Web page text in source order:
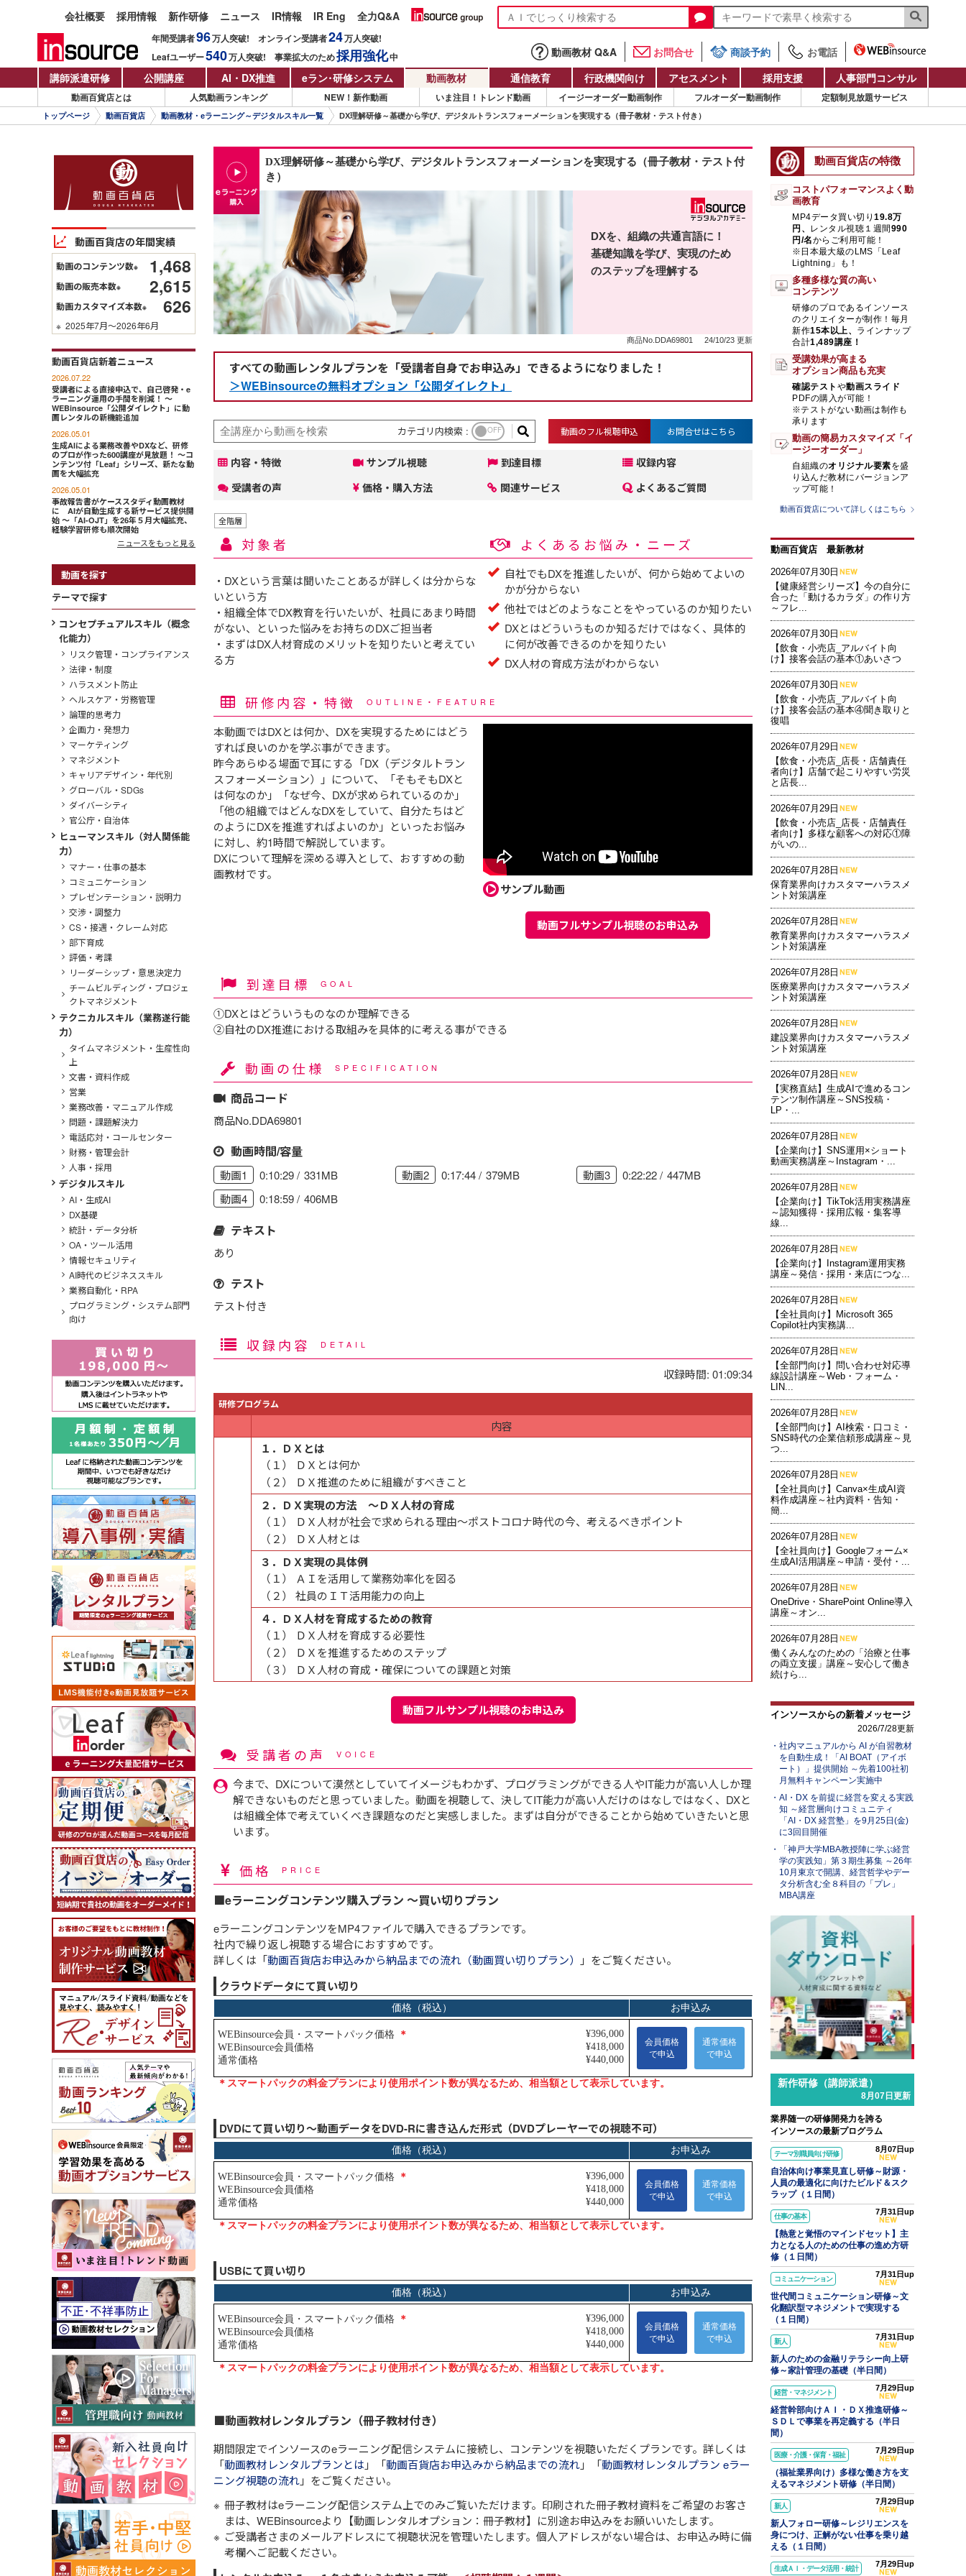
会社概要 採用情報 新作研修 ニュース IR情報 IR Eng 全力Q&A
年間受講者96万人突破! オンライン受講者24万人突破!
Leafユーザー540万人突破! 事業拡大のため採用強化中 動画教材 Q&A お問合せ 商談予約
お電話
講師派遣研修
公開講座 AI・DX推進 eラン・研修システム 動画教材 通信教育 行政機関向け アセスメント 採用支援 人事部門コンサル
動画百貨店とは 人気動画ランキング NEW！新作動画 いま注目！トレンド動画 イージーオーダー動画制作 フルオーダー動画制作 定額制見放題サービス
トップページ 動画百貨店 動画教材・eラーニング～デジタルスキル一覧 DX理解研修～基礎から学び、デジタルトランスフォーメーションを実現する（冊子教材・テスト付き）
DX理解研修～基礎から学び、デジタルトランスフォーメーションを実現する（冊子教材・テスト付
き）
DXを、組織の共通言語に！
基礎知識を学び、実現のため
のステップを理解する
商品No.DDA69801 24/10/23 更新
すべての動画レンタルプランを「受講者自身でお申込み」できるようになりました！
＞WEBinsourceの無料オプション「公開ダイレクト」
カテゴリ内検索 : OFF 動画のフル視聴申込 お問合せはこちら
内容・特徴 サンプル視聴 到達目標
収録内容
受講者の声
価格・購入方法 関連サービス よくあるご質問
全階層
対象者
・DXという言葉は聞いたことあるが詳しくは分からな
いという方
・組織全体でDX教育を行いたいが、社員にあまり時間
がない、といった悩みをお持ちのDXご担当者
・まずはDX人材育成のメリットを知りたいと考えてい
る方
よくあるお悩み・ニーズ
自社でもDXを推進したいが、何から始めてよいの
かが分からない
他社ではどのようなことをやっているのか知りたい
DXとはどういうものか知るだけではなく、具体的
に何が改善できるのかを知りたい
DX人材の育成方法がわからない
研修内容・特徴 OUTLINE・FEATURE
サンプル動画
動画フルサンプル視聴のお申込み
本動画ではDXとは何か、DXを実現するためにはどう
すれば良いのかを学ぶ事ができます。
昨今あらゆる場面で耳にする「DX（デジタルトラン
スフォーメーション）」について、「そもそもDXと
は何なのか」「なぜ今、DXが求められているのか」
「他の組織ではどんなDXをしていて、自分たちはど
のようにDXを推進すればよいのか」といったお悩み
に対し、約1時間で解説しています。
DXについて理解を深める導入として、おすすめの動
画教材です。
到達目標 GOAL
①DXとはどういうものなのか理解できる
②自社のDX推進における取組みを具体的に考える事ができる
動画の仕様 SPECIFICATION
商品コード
商品No.DDA69801
動画時間/容量
動画1 0:10:29 331MB 動画2 0:17:44 379MB 動画3 0:22:22
447MB
動画4
0:18:59 406MB
テキスト
あり
テスト
テスト付き
収録内容 DETAIL
収録時間: 01:09:34
研修プログラム
内容
１．ＤＸとは
（１） ＤＸとは何か
（２） ＤＸ推進のために組織がすべきこと
２．ＤＸ実現の方法 ～ＤＸ人材の育成
（１） ＤＸ人材が社会で求められる理由～ポストコロナ時代の今、考えるべきポイント
（２） ＤＸ人材とは
３．ＤＸ実現の具体例
（１） ＡＩを活用して業務効率化を図る
（２） 社員のＩＴ活用能力の向上
４．ＤＸ人材を育成するための教育
（１） ＤＸ人材を育成する必要性
（２） ＤＸを推進するためのステップ
（３） ＤＸ人材の育成・確保についての課題と対策
動画フルサンプル視聴のお申込み
受講者の声 VOICE
今まで、DXについて漠然としていてイメージもわかず、プログラミングができる人やIT能力が高い人しか理
解できないものだと思っていました。動画を視聴して、決してIT能力が高い人だけのはなしではなく、DXと
は組織全体で考えていくべき課題なのだと実感しました。まずは自分ができることから始めていきたいと思
います。
価格 PRICE
■eラーニングコンテンツ購入プラン ～買い切りプラン
eラーニングコンテンツをMP4ファイルで購入できるプランです。
社内で繰り返し視聴する場合におすすめです。
詳しくは「動画百貨店お申込みから納品までの流れ（動画買い切りプラン） 」をご覧ください。
クラウドデータにて買い切り
DVDにて買い切り～動画データをDVD-Rに書き込んだ形式（DVDプレーヤーでの視聴不可）
USBにて買い切り
■動画教材レンタルプラン（冊子教材付き）
期間限定でインソースのeラーニング配信システムに接続し、コンテンツを視聴いただくプランです。詳しくは
「動画教材レンタルプランとは 」「動画百貨店お申込みから納品までの流れ」「動画教材レンタルプラン eラー
ニング視聴の流れ」をご覧ください。
冊子教材はeラーニング配信システム上でのみご覧いただけます。印刷された冊子教材資料をご希望のお客さ
まは、WEBinsourceより【動画レンタルオプション：冊子教材】に別途お申込みをお願いいたします。
ご受講者さまのメールアドレスにて視聴状況を管理いたします。個人アドレスがない場合は、お申込み時に備
考欄へご記載ください。
動画百貨店の年間実績
動画のコンテンツ数※ 1,468
動画の販売本数※ 2,615
動画カスタマイズ本数※ 626
※ 2025年7月～2026年6月
動画百貨店新着ニュース
2026.07.22
受講者による直接申込で、自己啓発・e
ラーニング運用の手間を削減！ ～
WEBinsource「公開ダイレクト」に動
画レンタルの新機能追加
2026.05.01
生成AIによる業務改善やDXなど、研修
のプロが作った600講座が見放題！ ～コ
ンテンツ付「Leaf」シリーズ、新たな動
画を大幅拡充
2026.05.01
事故報告書がケーススタディ動画教材
に AIが自動生成する新サービス提供開
始 ～「AI-OJT」を26年５月大幅拡充、
経験学習研修も順次開始
ニュースをもっと見る
動画を探す
テーマで探す
コンセプチュアルスキル（概念
化能力）
リスク管理・コンプライアンス
法律・制度
ハラスメント防止
ヘルスケア・労務管理
論理的思考力
企画力・発想力
マーケティング
マネジメント
キャリアデザイン・年代別
グローバル・SDGs
ダイバーシティ
官公庁・自治体
ヒューマンスキル（対人関係能
力）
マナー・仕事の基本
コミュニケーション
プレゼンテーション・説明力
交渉・調整力
CS・接遇・クレーム対応
部下育成
評価・考課
リーダーシップ・意思決定力
チームビルディング・プロジェ
クトマネジメント
テクニカルスキル（業務遂行能
力）
タイムマネジメント・生産性向
上
文書・資料作成
営業
業務改善・マニュアル作成
問題・課題解決力
電話応対・コールセンター
財務・管理会計
人事・採用
デジタルスキル
AI・生成AI
DX基礎
統計・データ分析
OA・ツール活用
情報セキュリティ
AI時代のビジネススキル
業務自動化・RPA
プログラミング・システム部門
向け
動画百貨店の特徴
コストパフォーマンスよく動
画教育
MP4データ買い切り 19.8万
円、
レンタル視聴１週間990
円/名からご利用可能！
※日本最大級のLMS「Leaf
Lightning」も！
多種多様な質の高い
コンテンツ
研修のプロであるインソース
のクリエイターが制作！毎月
新作15本以上、 ラインナップ
合計1,489講座！
受講効果が高まる
オプション商品も充実
確認テスト や動画スライド
PDFの購入が可能！
※テストがない動画は制作も
承ります
動画の簡易カスタマイズ「イ
ージーオーダー」
自組織のオリジナル要素を盛
り込んだ教材にバージョンア
ップ可能！
動画百貨店について詳しくはこちら
動画百貨店 最新教材
2026年07月30日
【健康経営シリーズ】今の自分に
合った「動けるカラダ」の作り方
～フレ...
2026年07月30日
【飲食・小売店_アルバイト向
け】接客会話の基本①あいさつ
2026年07月30日
【飲食・小売店_アルバイト向
け】接客会話の基本④聞き取りと
復唱
2026年07月29日
【飲食・小売店_店長・店舗責任
者向け】店舗で起こりやすい労災
と店長...
2026年07月29日
【飲食・小売店_店長・店舗責任
者向け】多様な顧客への対応①障
がいの...
2026年07月28日
保育業界向けカスタマーハラスメ
ント対策講座
2026年07月28日
教育業界向けカスタマーハラスメ
ント対策講座
2026年07月28日
医療業界向けカスタマーハラスメ
ント対策講座
2026年07月28日
建設業界向けカスタマーハラスメ
ント対策講座
2026年07月28日
【実務直結】生成AIで進めるコン
テンツ制作講座～SNS投稿・
LP・...
2026年07月28日
【企業向け】SNS運用×ショート
動画実務講座～Instagram・...
2026年07月28日
【企業向け】TikTok活用実務講座
～認知獲得・採用広報・集客導
線...
2026年07月28日
【企業向け】Instagram運用実務
講座～発信・採用・来店につな...
2026年07月28日
【全社員向け】Microsoft 365
Copilot社内実務講...
2026年07月28日
【全部門向け】問い合わせ対応導
線設計講座～Web・フォーム・
LIN...
2026年07月28日
【全部門向け】AI検索・口コミ・
SNS時代の企業信頼形成講座～見
つ...
2026年07月28日
【全社員向け】Canva×生成AI資
料作成講座～社内資料・告知・
簡...
2026年07月28日
【全社員向け】Googleフォーム×
生成AI活用講座～申請・受付・...
2026年07月28日
OneDrive・SharePoint Online導入
講座～オン...
2026年07月28日
働くみんなのための「治療と仕事
の両立支援」講座～安心して働き
続けら...
インソースからの新着メッセージ
2026/7/28更新
社内マニュアルから AI が自習教材
を自動生成！「AI BOAT（アイボ
ート）」提供開始 ～先着100社初
月無料キャンペーン実施中
AI・DX を前提に経営を変える実践
知 ～経営層向けコミュニティ
「AI・DX 経営塾」を9月25日(金)
に3回目開催
「神戸大学MBA教授陣に学ぶ経営
学の実践知」第３期生募集 ～26年
10月東京で開講、経営哲学やデー
タ分析含む全８科目の「プレ」
MBA講座
インソースブログ「東へ西へ」
コラム「調べる時間を短縮するＡＩ
備・移動判断・備品購入を効率化す
新作研修（講師派遣）
8月07日更新
業界随一の研修開発力を誇る
インソースの最新プログラム
テーマ別職員向け研修 8月07日up
自治体向け事業見直し研修～財源・
人員の最適化に向けたビルド＆スク
ラップ（１日間）
仕事の基本 7月31日up
【熱意と覚悟のマインドセット】主
力となる人のための仕事の進め方研
修（１日間）
コミュニケーション 7月31日up
世代間コミュニケーション研修～文
化翻訳型マネジメントで実現する
（１日間）
新人 7月31日up
新人のための金融リテラシー向上研
修～家計管理の基礎（半日間）
経営・マネジメント 7月29日up
経営幹部向けＡＩ・ＤＸ推進研修～
ＳＤＬで事業を再定義する（半日
間）
医療・介護・保育・福祉 7月29日up
（福祉業界向け）多様な働き方を支
えるマネジメント研修（半日間）
新人 7月29日up
新人フォロー研修～レジリエンスを
身につけ、正解がない仕事を乗り越
える（１日間）
生成ＡＩ・データ活用・統計 7月29日up